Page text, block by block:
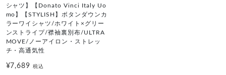
シャツ】【Donato Vinci Italy Uo
mo】【STYLISH】ボタンダウンカ
ラーワイシャツ/ホワイト×グリー
ンストライプ/襟袖裏別布/ULTRA
MOVE/ノーアイロン・ストレッ
チ・高通気性
¥7,689税込